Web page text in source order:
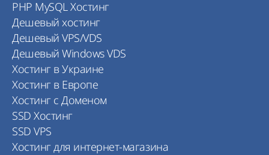
PHP MySQL Хостинг
Дешевый хостинг
Дешевый VPS/VDS
Дешевый Windows VDS
Хостинг в Украине
Хостинг в Европе
Хостинг с Доменом
SSD Хостинг
SSD VPS
Хостинг для интернет-магазина